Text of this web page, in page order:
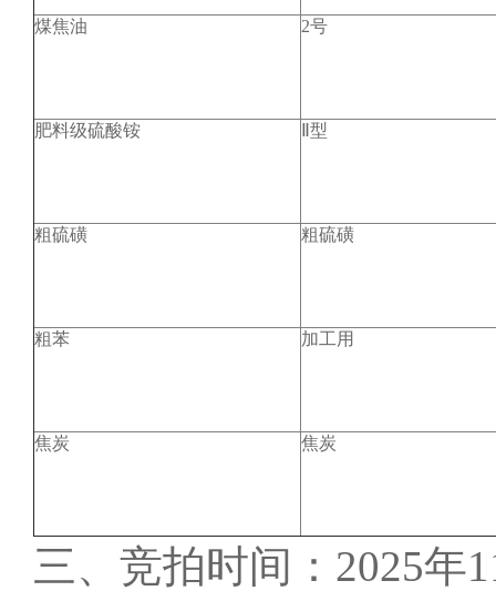
煤焦油 2号
肥料级硫酸铵 Ⅱ型
粗硫磺 粗硫磺
粗苯 加工用
焦炭 焦炭
三、竞拍时间：2025年